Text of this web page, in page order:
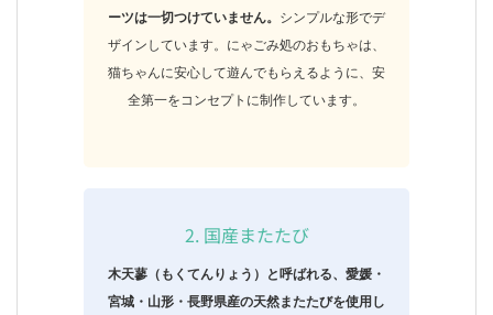
ーツは一切つけていません。 シンプルな形でデ
ザインしています。にゃごみ処のおもちゃは、
猫ちゃんに安心して遊んでもらえるように、安
全第一をコンセプトに制作しています。
2. 国産またたび
木天蓼（もくてんりょう）と呼ばれる、愛媛・
宮城・山形・長野県産の天然またたびを使用し